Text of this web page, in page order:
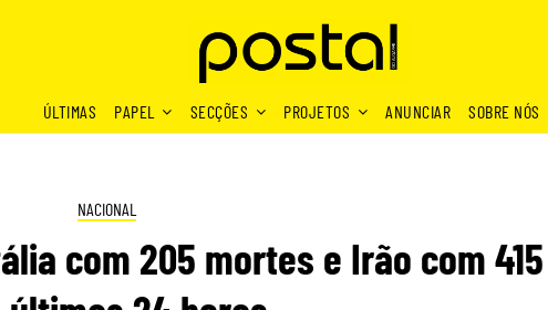
ÚLTIMAS
PAPEL SECÇÕES PROJETOS ANUNCIAR SOBRE NÓS
NACIONAL
com 205 mortes e Irão com 415